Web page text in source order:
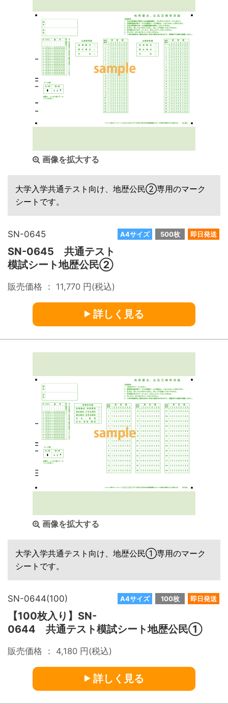
画像を拡大する
大学入学共通テスト向け、地歴公民②専用のマーク
シートです。
A4サイズ 500枚 即日発送
SN-0645
SN-0645 共通テスト
模試シート地歴公民②
販売価格 ： 11,770 円(税込)
詳しく見る
画像を拡大する
大学入学共通テスト向け、地歴公民①専用のマーク
シートです。
A4サイズ 100枚 即日発送
SN-0644(100)
【100枚入り】SN-
0644 共通テスト模試シート地歴公民①
販売価格 ： 4,180 円(税込)
詳しく見る